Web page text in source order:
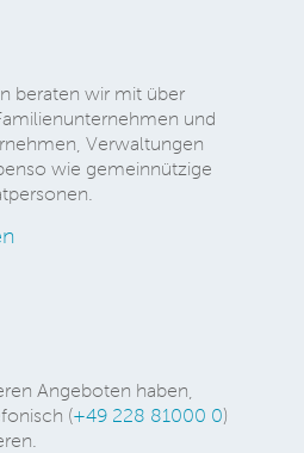
beraten wir mit über
und
Verwaltungen
wie gemeinnützige
Angeboten haben,
(+49 228 81000 0)